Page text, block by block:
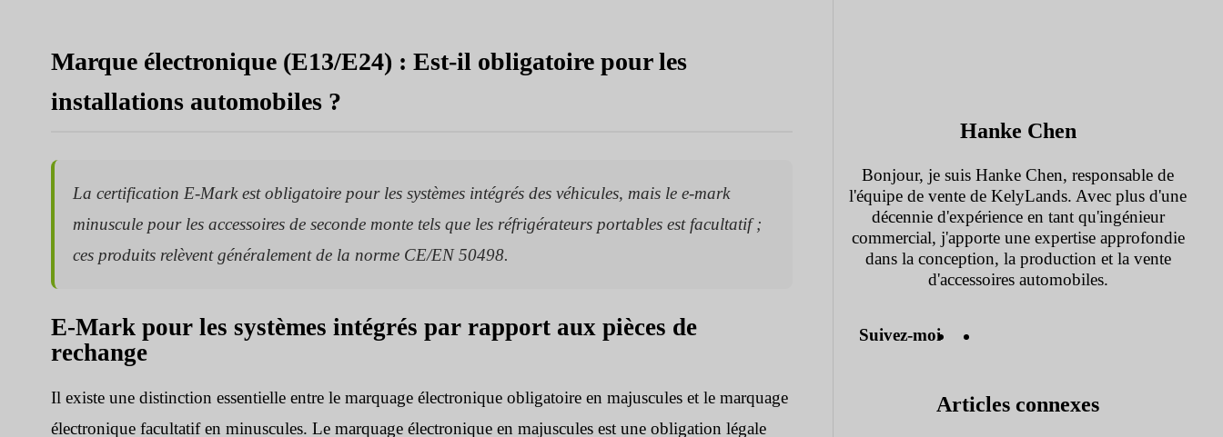
Marque électronique (E13/E24) : Est-il obligatoire pour les
installations automobiles ?
La certification E-Mark est obligatoire pour les systèmes intégrés des véhicules, mais le e-mark
minuscule pour les accessoires de seconde monte tels que les réfrigérateurs portables est facultatif ;
ces produits relèvent généralement de la norme CE/EN 50498.
E-Mark pour les systèmes intégrés par rapport aux pièces de
rechange
Il existe une distinction essentielle entre le marquage électronique obligatoire en majuscules et le marquage
électronique facultatif en minuscules. Le marquage électronique en majuscules est une obligation légale
Hanke Chen
Bonjour, je suis Hanke Chen, responsable de
l'équipe de vente de KelyLands. Avec plus d'une
décennie d'expérience en tant qu'ingénieur
commercial, j'apporte une expertise approfondie
dans la conception, la production et la vente
d'accessoires automobiles.
Suivez-moi
Articles connexes